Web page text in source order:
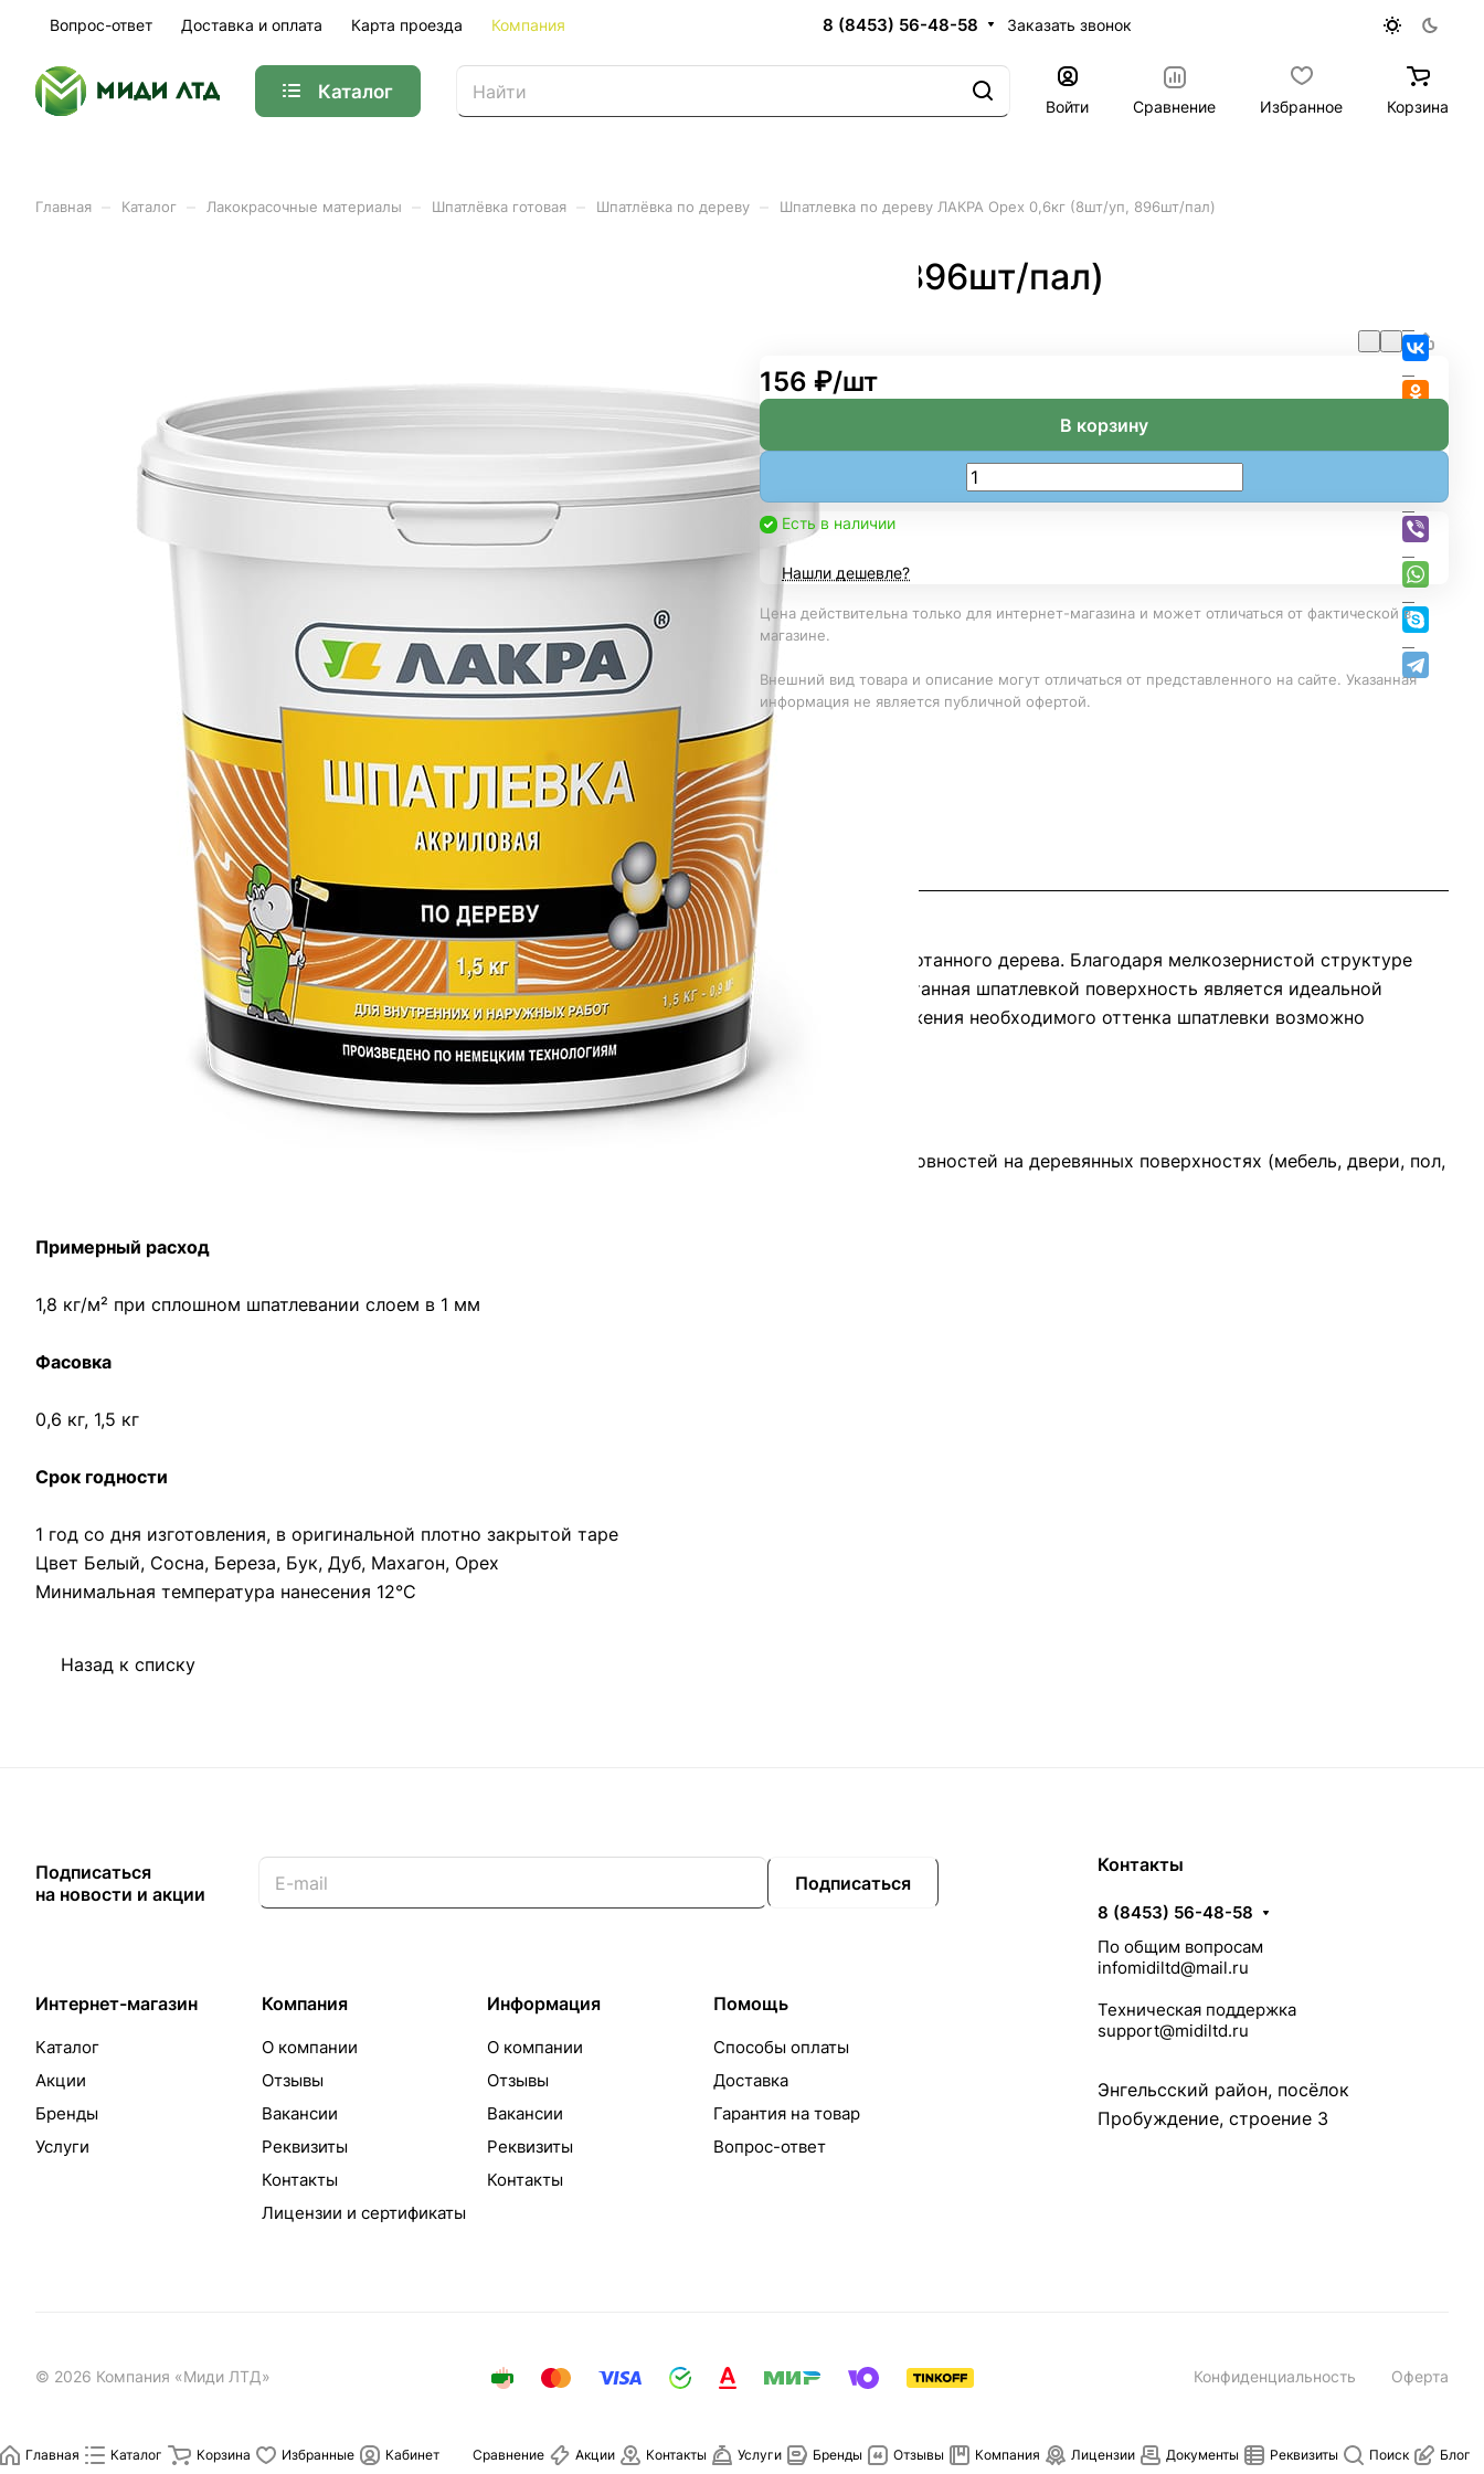
Вопрос-ответ Доставка и оплата Карта проезда Компания 8 (8453) 56-48-58 Заказать звонок
Каталог
Войти Сравнение Избранное Корзина
Главная Каталог Лакокрасочные материалы Шпатлёвка готовая Шпатлёвка по дереву Шпатлевка по дереву ЛАКРА Орех 0,6кг (8шт/уп, 896шт/пал)
Шпатлевка по дереву ЛАКРА Орех 0,6кг (8шт/уп, 896шт/пал)
156 ₽/шт
В корзину
Есть в наличии
Нашли дешевле?
Цена действительна только для интернет-магазина и может отличаться от фактической в
магазине.
Внешний вид товара и описание могут отличаться от представленного на сайте. Указанная
информация не является публичной офертой.
Отзывы Оплата Доставка
Высококачественная шпатлевка на основе водной акриловой дисперсии. Имитирует цвет необработанного дерева. Благодаря мелкозернистой структуре
легко наносится и прекрасно шлифуется. Обладает отличной заполняющей способностью. Обработанная шпатлевкой поверхность является идеальной
основой для дальнейшей окраски при выполнении работ с высоким уровнем качества. Для достижения необходимого оттенка шпатлевки возможно
использование колеровочных паст на водной основе.
Применяется для заполнения и выравнивания трещин, дефектов (сколы и т.п.), повреждений и неровностей на деревянных поверхностях (мебель, двери, пол,
Примерный расход
1,8 кг/м² при сплошном шпатлевании слоем в 1 мм
Фасовка
0,6 кг, 1,5 кг
Срок годности
1 год со дня изготовления, в оригинальной плотно закрытой таре
Цвет Белый, Сосна, Береза, Бук, Дуб, Махагон, Орех
Минимальная температура нанесения 12°С
Назад к списку
Подписаться
на новости и акции
Подписаться
Интернет-магазин
Каталог
Акции
Бренды
Услуги
Компания
О компании
Отзывы
Вакансии
Реквизиты
Контакты
Лицензии и сертификаты
Информация
О компании
Отзывы
Вакансии
Реквизиты
Контакты
Помощь
Способы оплаты
Доставка
Гарантия на товар
Вопрос-ответ
Контакты
8 (8453) 56-48-58
По общим вопросам
infomidiltd@mail.ru
Техническая поддержка
support@midiltd.ru
Энгельсский район, посёлок
Пробуждение, строение 3
© 2026 Компания «Миди ЛТД» Конфиденциальность Оферта
Главная Каталог Корзина Избранные Кабинет Сравнение Акции Контакты Услуги Бренды Отзывы Компания Лицензии Документы Реквизиты Поиск Блог